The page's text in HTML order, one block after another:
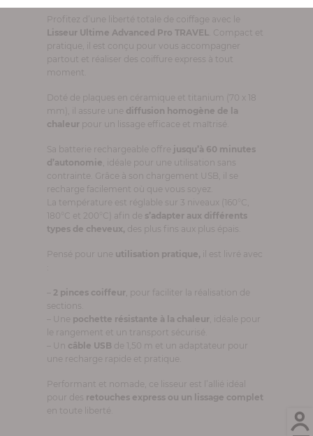
Profitez d’une liberté totale de coiffage avec le
Lisseur Ultime Advanced Pro TRAVEL
. Compact et
pratique, il est conçu pour vous accompagner
partout et réaliser des coiffure express à tout
moment.
Doté de plaques en céramique et titanium (70 x 18
mm), il assure une diffusion homogène de la
chaleur pour un lissage efficace et maîtrisé.
Sa batterie rechargeable offre jusqu’à 60 minutes
d’autonomie , idéale pour une utilisation sans
contrainte. Grâce à son chargement USB, il se
recharge facilement où que vous soyez.
La température est réglable sur 3 niveaux (160°C,
180°C et 200°C) afin de s’adapter aux différents
types de cheveux, des plus fins aux plus épais.
Pensé pour une utilisation pratique, il est livré avec
2 pinces coiffeur , pour faciliter la réalisation de
sections.
– Une pochette résistante à la chaleur , idéale pour
le rangement et un transport sécurisé.
– Un câble USB de 1,50 m et un adaptateur pour
une recharge rapide et pratique.
Performant et nomade, ce lisseur est l’allié idéal
pour des retouches express ou un lissage complet
en toute liberté.